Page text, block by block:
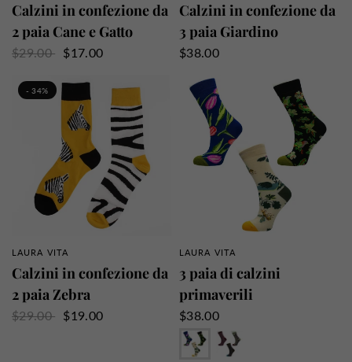
Calzini in confezione da
2 paia Cane e Gatto
$29.00 $17.00
Calzini in confezione da
3 paia Giardino
$38.00
- 34%
PANORAMICA RAPIDA
LAURA VITA
Calzini in confezione da
2 paia Zebra
$29.00 $19.00
PANORAMICA RAPIDA
LAURA VITA
3 paia di calzini
primaverili
$38.00
Verde
Bordeaux